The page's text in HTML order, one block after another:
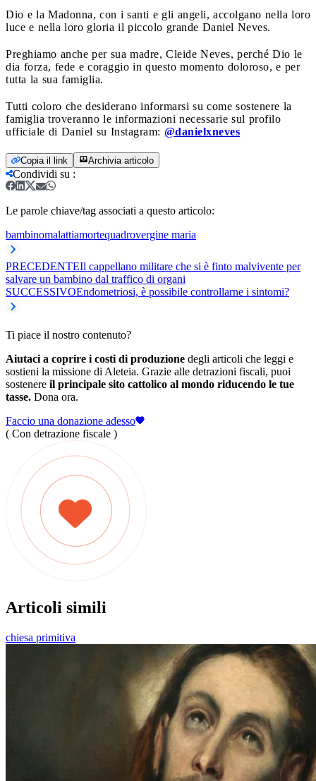
Dio e la Madonna, con i santi e gli angeli, accolgano nella loro
luce e nella loro gloria il piccolo grande Daniel Neves.
Preghiamo anche per sua madre, Cleide Neves, perché Dio le
dia forza, fede e coraggio in questo momento doloroso, e per
tutta la sua famiglia.
Tutti coloro che desiderano informarsi su come sostenere la
famiglia troveranno le informazioni necessarie sul profilo
ufficiale di Daniel su Instagram: @danielxneves
Copia il link Archivia articolo
Condividi su :
Le parole chiave/tag associati a questo articolo:
bambinomalattiamortequadrovergine maria
PRECEDENTEIl cappellano militare che si è finto malvivente per
salvare un bambino dal traffico di organi
SUCCESSIVOEndometriosi, è possibile controllarne i sintomi?
Ti piace il nostro contenuto?
Aiutaci a coprire i costi di produzione degli articoli che leggi e
sostieni la missione di Aleteia. Grazie alle detrazioni fiscali, puoi
sostenere il principale sito cattolico al mondo riducendo le tue
tasse. Dona ora.
Faccio una donazione adesso
( Con detrazione fiscale )
Articoli simili
chiesa primitiva